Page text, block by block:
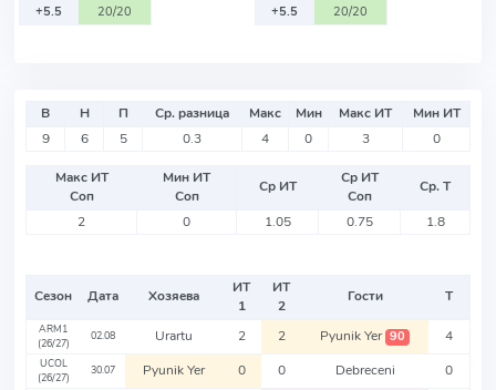
+5.5
20/20
+5.5
20/20
В Н П Ср. разница Макс Мин Макс ИТ
Мин ИТ
9
6 5 0.3 4 0 3 0
Макс ИТ
Соп
Мин ИТ
Соп
Ср ИТ
Ср ИТ
Соп
Ср. Т
2
0 1.05 0.75 1.8
Сезон Дата Хозяева
ИТ
1
ИТ
2
Гости Т
ARM1
(26/27)
02.08 Urartu 2 2 Pyunik Yer 90 4
UCOL
(26/27)
30.07 Pyunik Yer 0 0 Debreceni 0